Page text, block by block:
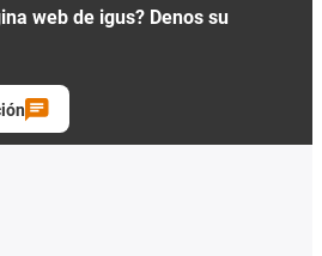
web de igus? Denos su